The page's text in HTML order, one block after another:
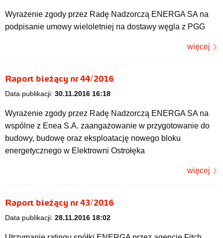
Wyrażenie zgody przez Radę Nadzorczą ENERGA SA na
podpisanie umowy wieloletniej na dostawy węgla z PGG
więcej
Raport bieżący nr 44/2016
Data publikacji: 30.11.2016 16:18
Wyrażenie zgody przez Radę Nadzorczą ENERGA SA na
wspólne z Enea S.A. zaangażowanie w przygotowanie do
budowy, budowę oraz eksploatację nowego bloku
energetycznego w Elektrowni Ostrołęka
więcej
Raport bieżący nr 43/2016
Data publikacji: 28.11.2016 18:02